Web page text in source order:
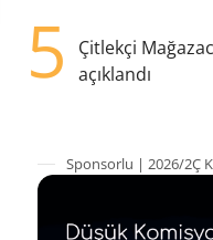
5
Çitlekçi
açıklandı
Sponsorlu | 2026/2Ç